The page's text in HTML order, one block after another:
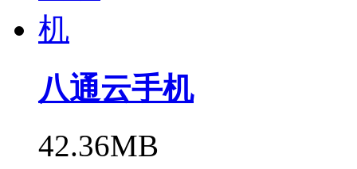
八通云手机
42.36MB